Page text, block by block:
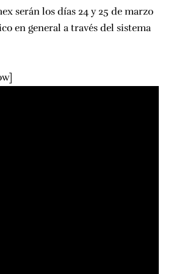
serán los días 24 y 25 de marzo
en general a través del sistema